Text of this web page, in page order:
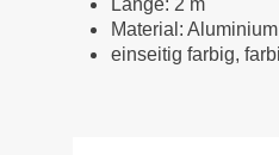
Länge: 2 m
Material:
einseitig farbig,